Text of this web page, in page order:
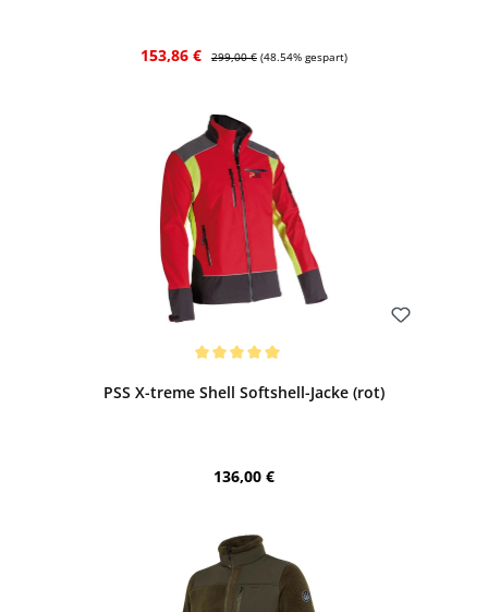
Verkaufspreis:
153,86 € Regulärer Preis:
299,00 € (48.54% gespart)
PSS X-treme Shell Softshell-Jacke (rot)
Regulärer Preis:
136,00 €